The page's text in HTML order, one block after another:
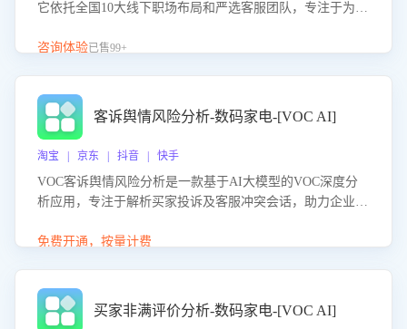
它依托全国10大线下职场布局和严选客服团队，专注于为企
客服团队和智能工具提升语音客服服务效率和质量，帮助企
咨询体验已售99+
客诉舆情风险分析-数码家电-[VOC AI]
淘宝 | 京东 | 抖音 | 快手
VOC客诉舆情风险分析是一款基于AI大模型的VOC深度分
析应用，专注于解析买家投诉及客服冲突会话，助力企业精
别客户情绪、归因争议根源，并客观评估客服应对合理性与
能力，阻断差评扩散，维护品牌声誉，实现客户满意度的持
续提升。
免费开通，按量计费
买家非满评价分析-数码家电-[VOC AI]